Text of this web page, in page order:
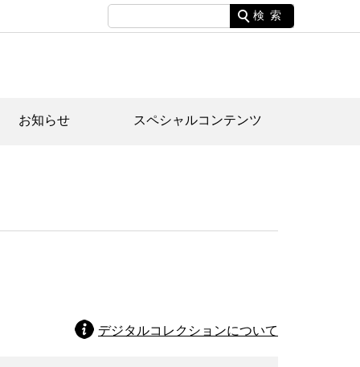
検索
お知らせ スペシャルコンテンツ
デジタルコレクションについて